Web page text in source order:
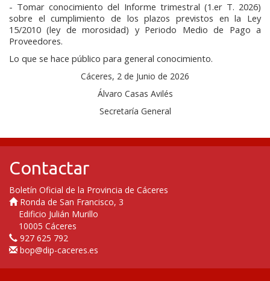
- Tomar conocimiento del Informe trimestral (1.er T. 2026)
sobre el cumplimiento de los plazos previstos en la Ley
15/2010 (ley de morosidad) y Periodo Medio de Pago a
Proveedores.
Lo que se hace público para general conocimiento.
Cáceres, 2 de Junio de 2026
Álvaro Casas Avilés
Secretaría General
Contactar
Boletín Oficial de la Provincia de Cáceres
Ronda de San Francisco, 3
Edificio Julián Murillo
10005 Cáceres
927 625 792
bop@dip-caceres.es